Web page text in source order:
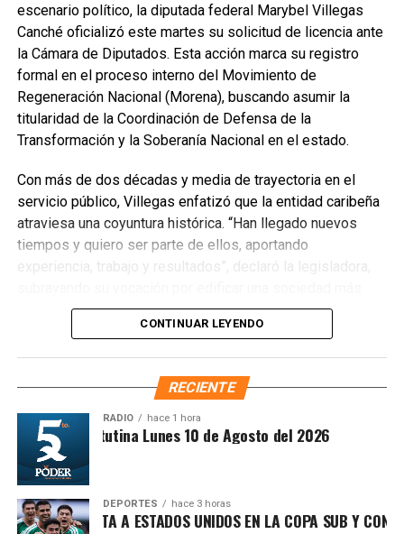
Recibe las noticias al instante
importantes de Quintana Roo directamente
en tu teléfono.
Unirme al canal de WhatsApp
escenario político, la diputada federal Marybel Villegas
Canché oficializó este martes su solicitud de licencia ante
la Cámara de Diputados. Esta acción marca su registro
formal en el proceso interno del Movimiento de
Regeneración Nacional (Morena), buscando asumir la
titularidad de la Coordinación de Defensa de la
Transformación y la Soberanía Nacional en el estado.
Con más de dos décadas y media de trayectoria en el
servicio público, Villegas enfatizó que la entidad caribeña
atraviesa una coyuntura histórica. “Han llegado nuevos
tiempos y quiero ser parte de ellos, aportando
experiencia, trabajo y resultados”, declaró la legisladora,
justa, unida y equitativa.
priorizando la atención a sectores vulnerables. Asimismo,
es ampliamente reconocida por abanderar el fuerte
movimiento ciudadano contra la concesionaria Aguakan,
exigiendo soluciones definitivas al deficiente suministro
hídrico en los municipios de Benito Juárez, Isla Mujeres,
Playa del Carmen y Puerto Morelos.
CONTINUAR LEYENDO
RECIENTE
RADIO hace 1 hora
Síntesis Matutina Lunes 10 de Agosto del 2026
DEPORTES hace 3 horas
DERROTA A ESTADOS UNIDOS EN LA COPA SUB Y